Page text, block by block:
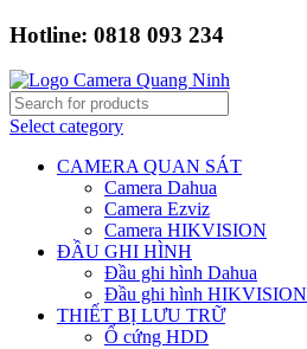
Hotline: 0818 093 234
Select category
CAMERA QUAN SÁT
Camera Dahua
Camera Ezviz
Camera HIKVISION
ĐẦU GHI HÌNH
Đầu ghi hình Dahua
Đầu ghi hình HIKVISION
THIẾT BỊ LƯU TRỮ
Ổ cứng HDD